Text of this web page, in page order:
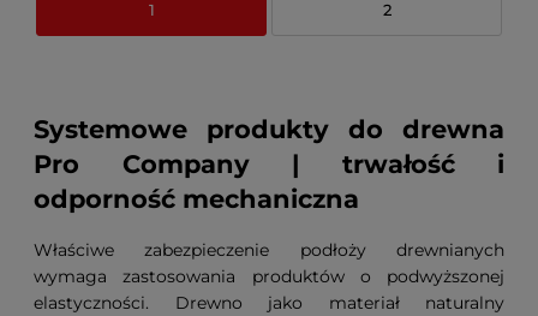
1 2
Systemowe produkty do drewna
Pro Company | trwałość i
odporność mechaniczna
Właściwe zabezpieczenie podłoży drewnianych
wymaga zastosowania produktów o podwyższonej
elastyczności. Drewno jako materiał naturalny